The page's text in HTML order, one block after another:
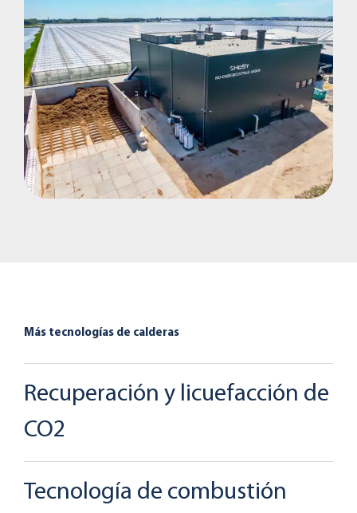
Más tecnologías de calderas
Recuperación y licuefacción de
CO2
Tecnología de combustión